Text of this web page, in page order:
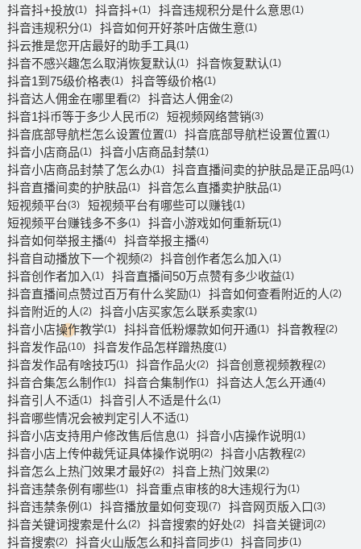
抖音抖+投放(1) 抖音抖+(1) 抖音违规积分是什么意思(1)
抖音违规积分(1) 抖音如何开好茶叶店做生意(1)
抖云推是您开店最好的助手工具(1)
抖音不感兴趣怎么取消恢复默认(1) 抖音恢复默认(1)
抖音1到75级价格表(1) 抖音等级价格(1)
抖音达人佣金在哪里看(2) 抖音达人佣金(2)
抖音1抖币等于多少人民币(2) 短视频网络营销(3)
抖音底部导航栏怎么设置位置(1) 抖音底部导航栏设置位置(1)
抖音小店商品(1) 抖音小店商品封禁(1)
抖音小店商品封禁了怎么办(1) 抖音直播间卖的护肤品是正品吗(1)
抖音直播间卖的护肤品(1) 抖音怎么直播卖护肤品(1)
短视频平台(3) 短视频平台有哪些可以赚钱(1)
短视频平台赚钱多不多(1) 抖音小游戏如何重新玩(1)
抖音如何举报主播(4) 抖音举报主播(4)
抖音自动播放下一个视频(2) 抖音创作者怎么加入(1)
抖音创作者加入(1) 抖音直播间50万点赞有多少收益(1)
抖音直播间点赞过百万有什么奖励(1) 抖音如何查看附近的人(2)
抖音附近的人(2) 抖音小店买家怎么联系卖家(1)
抖音小店操作教学(1) 抖抖音低粉爆款如何开通(1) 抖音教程(2)
抖音发作品(10) 抖音发作品怎样蹭热度(1)
抖音发作品有啥技巧(1) 抖音作品火(2) 抖音创意视频教程(2)
抖音合集怎么制作(1) 抖音合集制作(1) 抖音达人怎么开通(4)
抖音引人不适(1) 抖音引人不适是什么(1)
抖音哪些情况会被判定引人不适(1)
抖音小店支持用户修改售后信息(1) 抖音小店操作说明(1)
抖音小店上传仲裁凭证具体操作说明(2) 抖音小店教程(2)
抖音怎么上热门效果才最好(2) 抖音上热门效果(2)
抖音违禁条例有哪些(1) 抖音重点审核的8大违规行为(1)
抖音违禁条例 (1) 抖音播放量如何变现(7) 抖音网页版入口(3)
抖音关键词搜索是什么(2) 抖音搜索的好处(2) 抖音关键词(2)
抖音搜索(2) 抖音火山版怎么和抖音同步(1) 抖音同步(1)